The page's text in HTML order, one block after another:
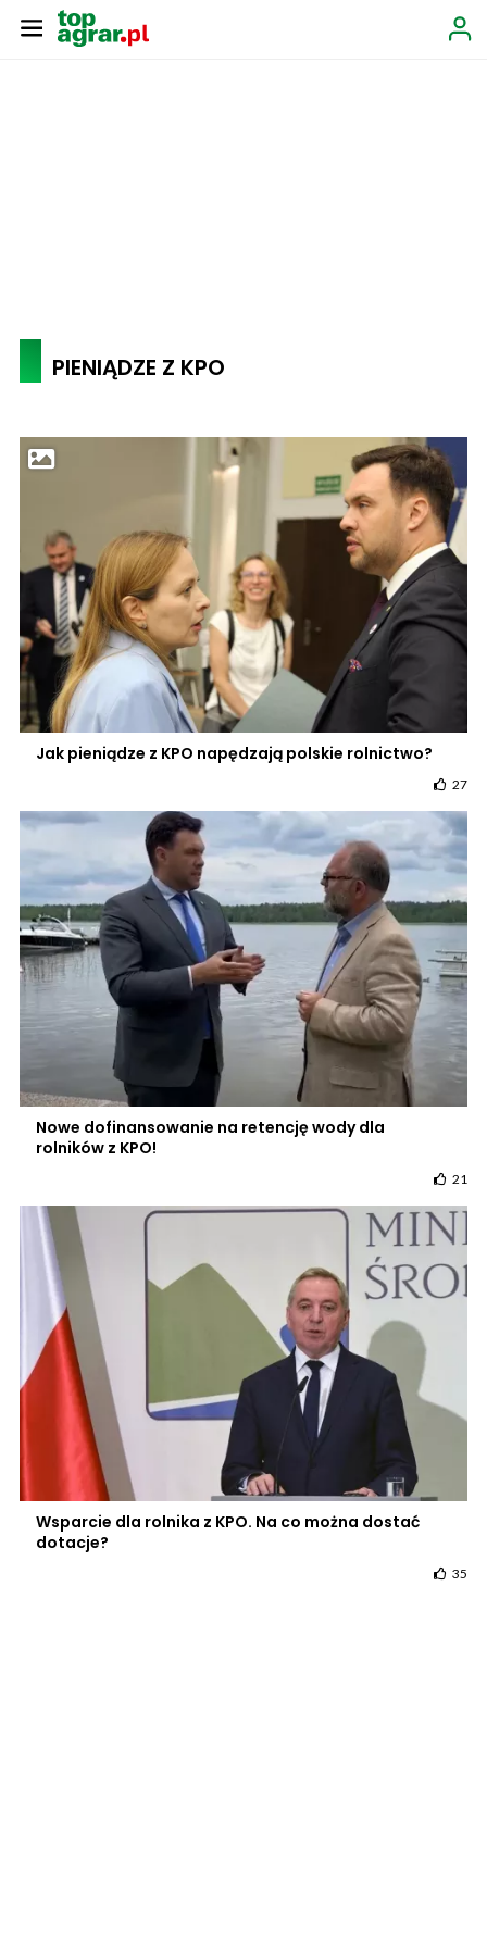
PIENIĄDZE Z KPO
Jak pieniądze z KPO napędzają polskie rolnictwo?
27
Nowe dofinansowanie na retencję wody dla
rolników z KPO!
21
Wsparcie dla rolnika z KPO. Na co można dostać
dotacje?
35